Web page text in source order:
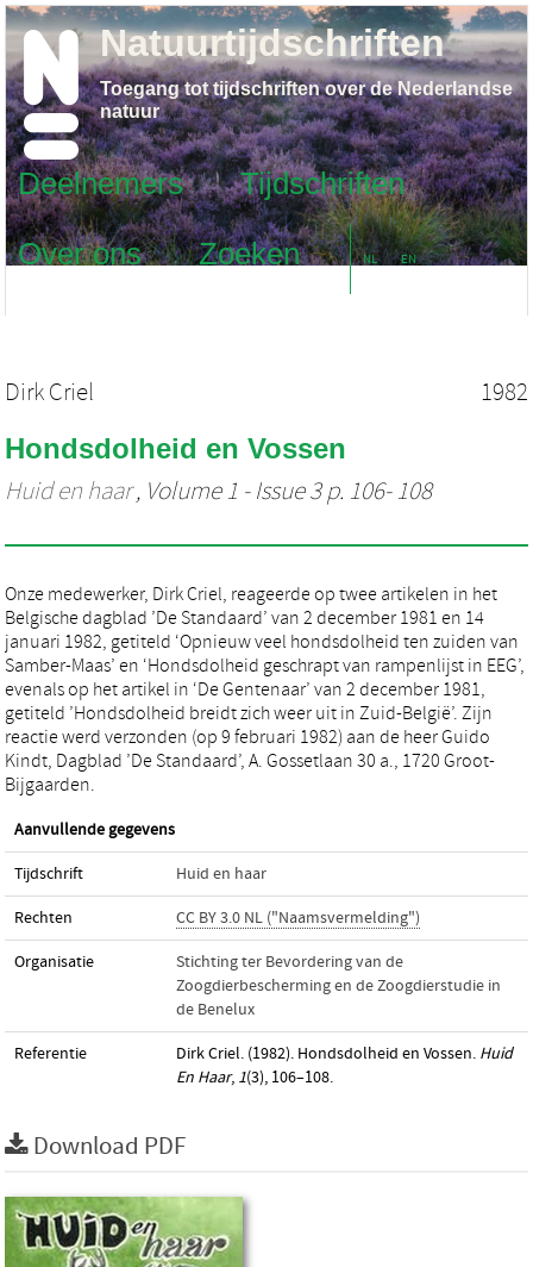
Deelnemers
Tijdschriften
Over ons
Zoeken NL EN
Natuurtijdschriften
Toegang tot tijdschriften over de Nederlandse
natuur
Dirk Criel 1982
Hondsdolheid en Vossen
Huid en haar, Volume 1 - Issue 3 p. 106- 108
Onze medewerker, Dirk Criel, reageerde op twee artikelen in het
Belgische dagblad ’De Standaard’ van 2 december 1981 en 14
januari 1982, getiteld ‘Opnieuw veel hondsdolheid ten zuiden van
Samber-Maas’ en ‘Hondsdolheid geschrapt van rampenlijst in EEG’,
evenals op het artikel in ‘De Gentenaar’ van 2 december 1981,
getiteld ’Hondsdolheid breidt zich weer uit in Zuid-België’. Zijn
reactie werd verzonden (op 9 februari 1982) aan de heer Guido
Kindt, Dagblad ’De Standaard’, A. Gossetlaan 30 a., 1720 Groot-
Bijgaarden.
Aanvullende gegevens
Tijdschrift Huid en haar
Rechten CC BY 3.0 NL ("Naamsvermelding")
Organisatie
Stichting ter Bevordering van de
Zoogdierbescherming en de Zoogdierstudie in
de Benelux
Referentie Dirk Criel. (1982). Hondsdolheid en Vossen. Huid
En Haar, 1(3), 106–108.
Download PDF